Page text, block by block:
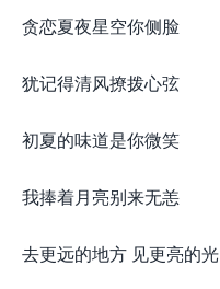
贪恋夏夜星空你侧脸
犹记得清风撩拨心弦
初夏的味道是你微笑
我捧着月亮别来无恙
去更远的地方 见更亮的光